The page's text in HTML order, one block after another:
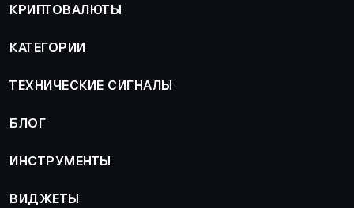
КРИПТОВАЛЮТЫ
КАТЕГОРИИ
ТЕХНИЧЕСКИЕ СИГНАЛЫ
БЛОГ
ИНСТРУМЕНТЫ
ВИДЖЕТЫ